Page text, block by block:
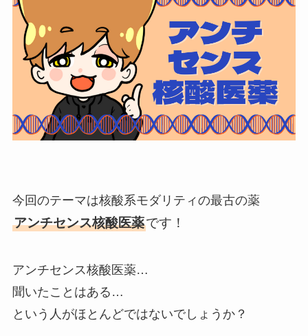
今回のテーマは核酸系モダリティの最古の薬
アンチセンス核酸医薬です！
アンチセンス核酸医薬…
聞いたことはある…
という人がほとんどではないでしょうか？